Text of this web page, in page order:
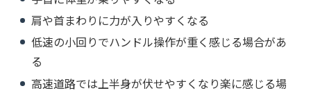
肩や首まわりに力が入りやすくなる
低速の小回りでハンドル操作が重く感じる場合があ
る
高速道路では上半身が伏せやすくなり楽に感じる場